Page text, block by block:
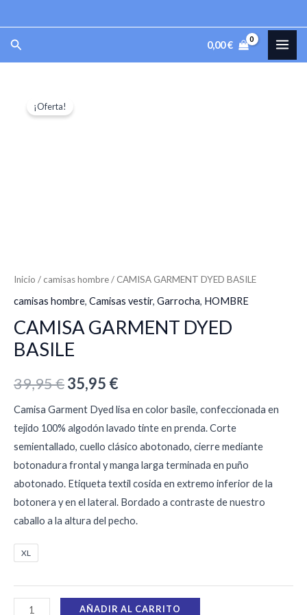
al
contenido
Buscar 0,00€
¡Oferta!
Inicio / camisas hombre/ CAMISA GARMENT DYED BASILE
camisas hombre, Camisas vestir, Garrocha, HOMBRE
CAMISA GARMENT DYED
BASILE
39,95€35,95 €
Camisa Garment Dyed lisa en color basile, confeccionada en
tejido 100% algodón lavado tinte en prenda. Corte
semientallado, cuello clásico abotonado, cierre mediante
botonadura frontal y manga larga terminada en puño
abotonado. Etiqueta textil cosida en extremo inferior de la
botonera y en el lateral. Bordado a contraste de nuestro
caballo a la altura del pecho.
XL
GARMENT
AÑADIR AL CARRITO